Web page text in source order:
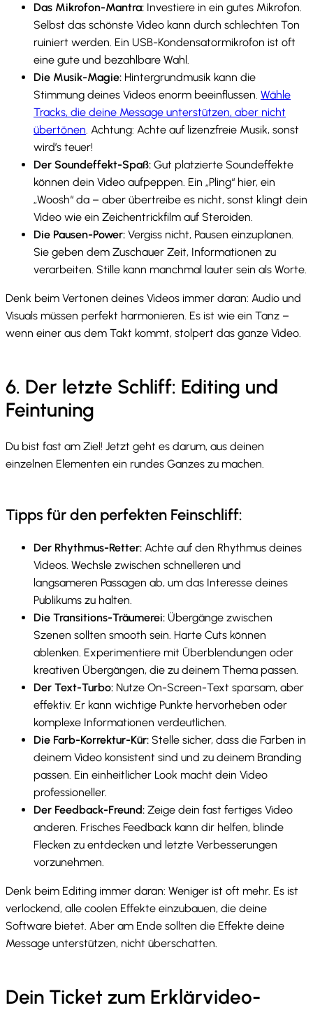
Das Mikrofon-Mantra: Investiere in ein gutes Mikrofon.
Selbst das schönste Video kann durch schlechten Ton
ruiniert werden. Ein USB-Kondensatormikrofon ist oft
eine gute und bezahlbare Wahl.
Die Musik-Magie: Hintergrundmusik kann die
Stimmung deines Videos enorm beeinflussen. Wähle
Tracks, die deine Message unterstützen, aber nicht
übertönen. Achtung: Achte auf lizenzfreie Musik, sonst
wird’s teuer!
Der Soundeffekt-Spaß: Gut platzierte Soundeffekte
können dein Video aufpeppen. Ein „Pling“ hier, ein
„Woosh“ da – aber übertreibe es nicht, sonst klingt dein
Video wie ein Zeichentrickfilm auf Steroiden.
Die Pausen-Power: Vergiss nicht, Pausen einzuplanen.
Sie geben dem Zuschauer Zeit, Informationen zu
verarbeiten. Stille kann manchmal lauter sein als Worte.
Denk beim Vertonen deines Videos immer daran: Audio und
Visuals müssen perfekt harmonieren. Es ist wie ein Tanz –
wenn einer aus dem Takt kommt, stolpert das ganze Video.
6. Der letzte Schliff: Editing und
Feintuning
Du bist fast am Ziel! Jetzt geht es darum, aus deinen
einzelnen Elementen ein rundes Ganzes zu machen.
Tipps für den perfekten Feinschliff:
Der Rhythmus-Retter: Achte auf den Rhythmus deines
Videos. Wechsle zwischen schnelleren und
langsameren Passagen ab, um das Interesse deines
Publikums zu halten.
Die Transitions-Träumerei: Übergänge zwischen
Szenen sollten smooth sein. Harte Cuts können
ablenken. Experimentiere mit Überblendungen oder
kreativen Übergängen, die zu deinem Thema passen.
Der Text-Turbo: Nutze On-Screen-Text sparsam, aber
effektiv. Er kann wichtige Punkte hervorheben oder
komplexe Informationen verdeutlichen.
Die Farb-Korrektur-Kür: Stelle sicher, dass die Farben in
deinem Video konsistent sind und zu deinem Branding
passen. Ein einheitlicher Look macht dein Video
professioneller.
Der Feedback-Freund: Zeige dein fast fertiges Video
anderen. Frisches Feedback kann dir helfen, blinde
Flecken zu entdecken und letzte Verbesserungen
vorzunehmen.
Denk beim Editing immer daran: Weniger ist oft mehr. Es ist
verlockend, alle coolen Effekte einzubauen, die deine
Software bietet. Aber am Ende sollten die Effekte deine
Message unterstützen, nicht überschatten.
Dein Ticket zum Erklärvideo-